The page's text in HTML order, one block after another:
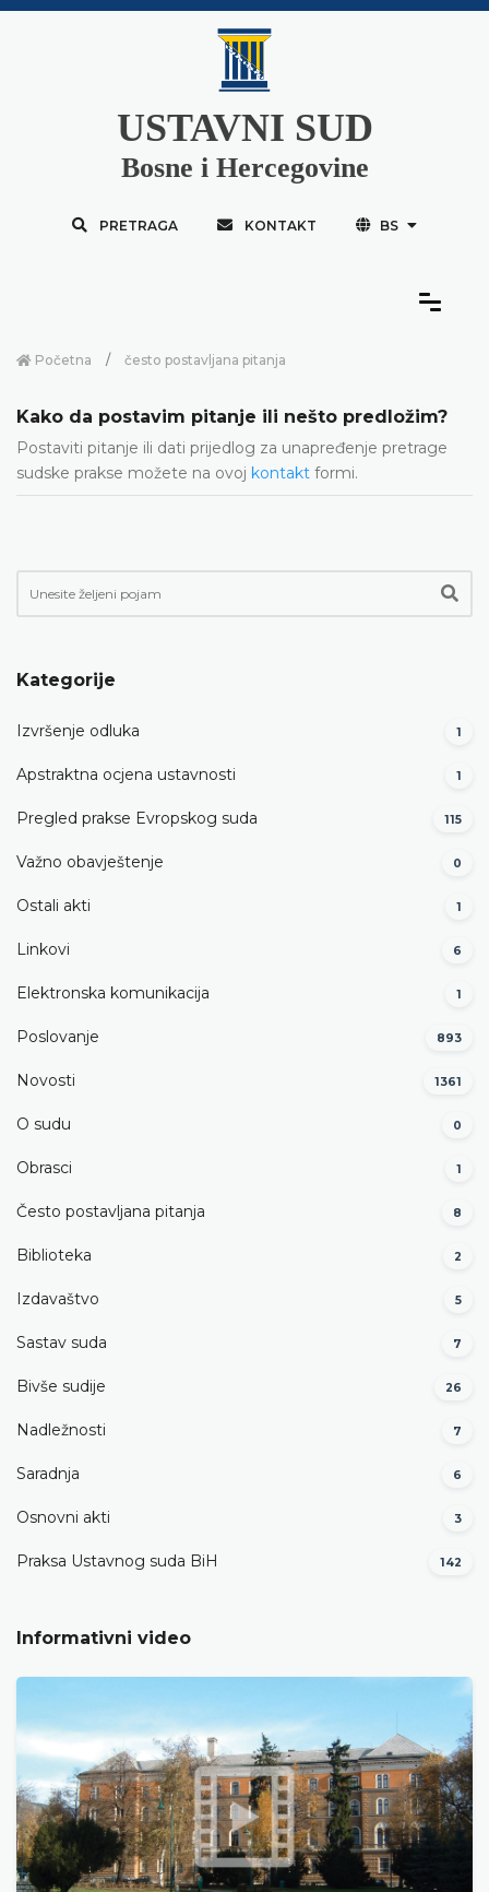
USTAVNI SUD
Bosne i Hercegovine
PRETRAGA KONTAKT BS
Početna često postavljana pitanja
Kako da postavim pitanje ili nešto predložim?
Postaviti pitanje ili dati prijedlog za unapređenje pretrage
sudske prakse možete na ovoj kontakt formi.
Kategorije
Izvršenje odluka 1
Apstraktna ocjena ustavnosti 1
Pregled prakse Evropskog suda 115
Važno obavještenje 0
Ostali akti 1
Linkovi 6
Elektronska komunikacija 1
Poslovanje 893
Novosti 1361
O sudu 0
Obrasci 1
Često postavljana pitanja 8
Biblioteka 2
Izdavaštvo 5
Sastav suda 7
Bivše sudije 26
Nadležnosti 7
Saradnja 6
Osnovni akti 3
Praksa Ustavnog suda BiH 142
Informativni video